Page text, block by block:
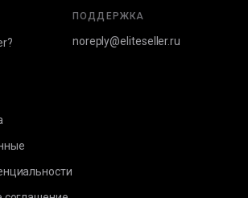
ПОДДЕРЖКА
noreply@eliteseller.ru